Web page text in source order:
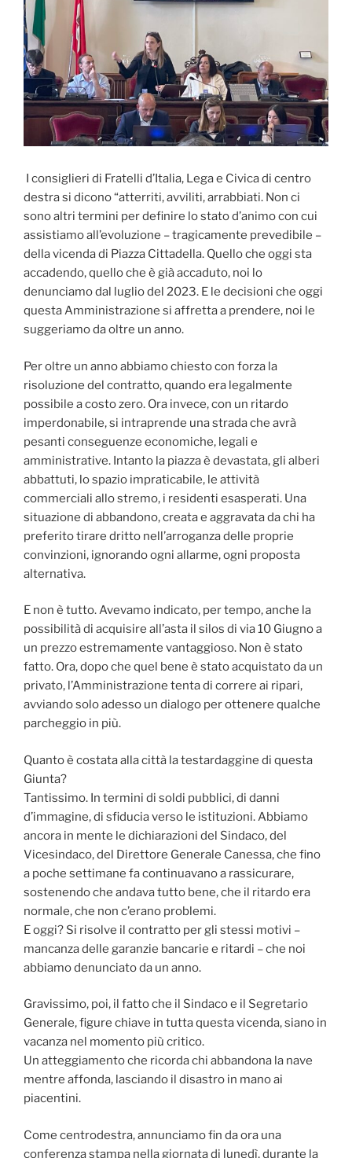
I consiglieri di Fratelli d’Italia, Lega e Civica di centro
destra si dicono“atterriti, avviliti, arrabbiati. Non ci
sono altri termini per definire lo stato d’animo con cui
assistiamo all’evoluzione – tragicamente prevedibile –
della vicenda di Piazza Cittadella. Quello che oggi sta
accadendo, quello che è già accaduto, noi lo
denunciamo dal luglio del 2023. E le decisioni che oggi
questa Amministrazione si affretta a prendere, noi le
suggeriamo da oltre un anno.
Per oltre un anno abbiamo chiesto con forza la
risoluzione del contratto, quando era legalmente
possibile a costo zero. Ora invece, con un ritardo
imperdonabile, si intraprende una strada che avrà
pesanti conseguenze economiche, legali e
amministrative. Intanto la piazza è devastata, gli alberi
abbattuti, lo spazio impraticabile, le attività
commerciali allo stremo, i residenti esasperati. Una
situazione di abbandono, creata e aggravata da chi ha
preferito tirare dritto nell’arroganza delle proprie
convinzioni, ignorando ogni allarme, ogni proposta
alternativa.
E non è tutto. Avevamo indicato, per tempo, anche la
possibilità di acquisire all’asta il silos di via 10 Giugno a
un prezzo estremamente vantaggioso. Non è stato
fatto. Ora, dopo che quel bene è stato acquistato da un
privato, l’Amministrazione tenta di correre ai ripari,
avviando solo adesso un dialogo per ottenere qualche
parcheggio in più.
Quanto è costata alla città la testardaggine di questa
Giunta?
Tantissimo. In termini di soldi pubblici, di danni
d’immagine, di sfiducia verso le istituzioni. Abbiamo
ancora in mente le dichiarazioni del Sindaco, del
Vicesindaco, del Direttore Generale Canessa, che fino
a poche settimane fa continuavano a rassicurare,
sostenendo che andava tutto bene, che il ritardo era
normale, che non c’erano problemi.
E oggi? Si risolve il contratto per gli stessi motivi –
mancanza delle garanzie bancarie e ritardi – che noi
abbiamo denunciato da un anno.
Gravissimo, poi, il fatto che il Sindaco e il Segretario
Generale, figure chiave in tutta questa vicenda, siano in
vacanza nel momento più critico.
Un atteggiamento che ricorda chi abbandona la nave
mentre affonda, lasciando il disastro in mano ai
piacentini.
Come centrodestra, annunciamo fin da ora una
conferenza stampa nella giornata di lunedì, durante la